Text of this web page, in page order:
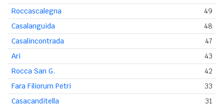
Roccascalegna
49
Casalanguida
48
Casalincontrada
47
Ari
43
Rocca San G.
42
Fara Filiorum Petri
33
Casacanditella
31